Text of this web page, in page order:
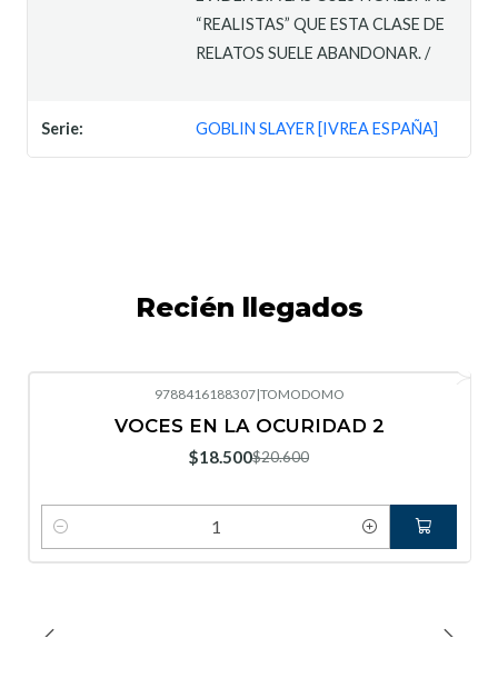
“REALISTAS” QUE ESTA CLASE DE
RELATOS SUELE ABANDONAR. /
Serie: GOBLIN SLAYER [IVREA ESPAÑA]
Recién llegados
9788416188307|TOMODOMO
VOCES EN LA OCURIDAD 2
$18.500$20.600
Cantidad